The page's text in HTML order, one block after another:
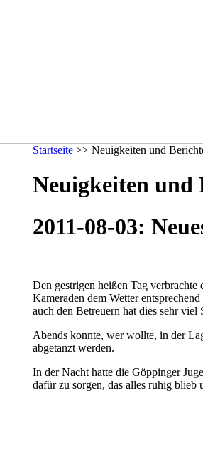
Startseite >> Neuigkeiten und
Neuigkeiten und
2011-08-03:
Den gestrigen heißen Tag
Kameraden dem Wetter
auch den Betreuern hat dies sehr viel
Abends konnte, wer wollte, in der
abgetanzt werden.
In der Nacht hatte die Göppinger
dafür zu sorgen, das alles ruhig blieb